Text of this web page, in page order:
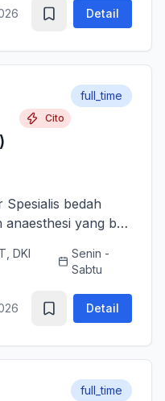
Detail
Cito
full_time
bedah
anaesthesi yang bs
bergabung
DKI
Senin -
Sabtu
Detail
full_time